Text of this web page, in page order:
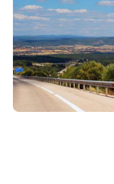
24 de agosto de
Aquí tienes un listado
radares fijos y móviles
Madrid.